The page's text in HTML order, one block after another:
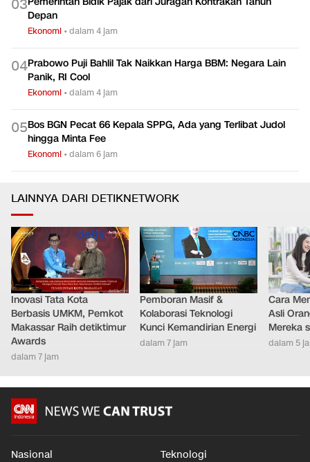
03
Depan
Ekonomi •dalam 4 jam
04Prabowo Puji Bahlil Tak Naikkan Harga BBM: Negara Lain
Panik, RI Cool
Ekonomi •dalam 4 jam
05Bos BGN Pecat 66 Kepala SPPG, Ada yang Terlibat Judol
hingga Minta Fee
Ekonomi •dalam 6 jam
LAINNYA DARI DETIKNETWORK
Inovasi Tata Kota
Berbasis UMKM, Pemkot
Makassar Raih detiktimur
Awards
dalam 7 jam
Pemboran Masif &
Kolaborasi Teknologi
Kunci Kemandirian Energi
dalam 7 jam
Cara
Asli
Mereka
dalam 5
Nasional Teknologi